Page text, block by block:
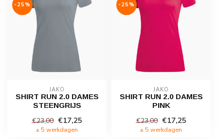
-25%
JAKO
SHIRT RUN 2.0 DAMES
STEENGRIJS
€23,00 €17,25
± 5 werkdagen
-25%
JAKO
SHIRT RUN 2.0 DAMES
PINK
€23,00 €17,25
± 5 werkdagen